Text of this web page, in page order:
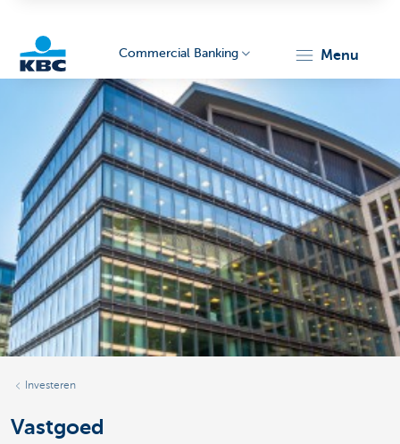
Corporate
Commercial Banking menu
Investeren
Vastgoed